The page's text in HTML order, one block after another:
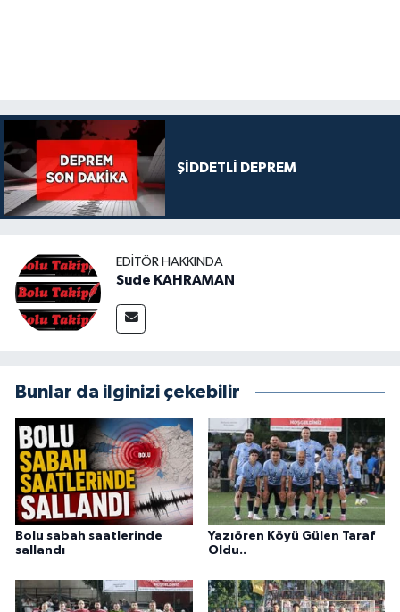
ŞİDDETLİ DEPREM
EDITÖR HAKKINDA
Sude KAHRAMAN
Bunlar da ilginizi çekebilir
Bolu sabah saatlerinde
sallandı
Yazıören Köyü Gülen Taraf
Oldu..